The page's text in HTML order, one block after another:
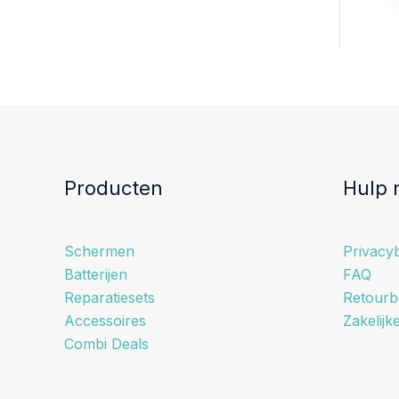
Producten
Schermen
Batterijen
Reparatiesets
Accessoires
Combi Deals
Hulp
FAQ